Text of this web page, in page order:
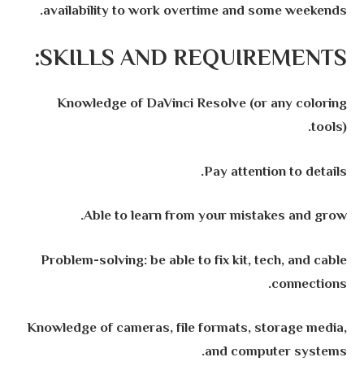
availability to work overtime and some weekends.
SKILLS AND REQUIREMENTS:
Knowledge of DaVinci Resolve (or any coloring
tools).
Pay attention to details.
Able to learn from your mistakes and grow.
Problem-solving: be able to fix kit, tech, and cable
connections.
Knowledge of cameras, file formats, storage media,
and computer systems.